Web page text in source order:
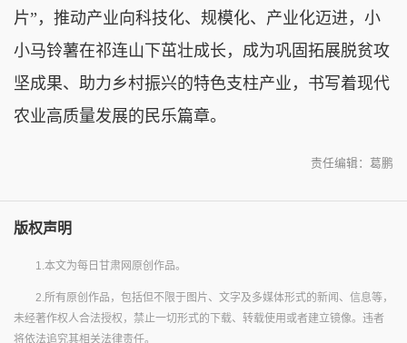
片”，推动产业向科技化、规模化、产业化迈进，小
小马铃薯在祁连山下茁壮成长，成为巩固拓展脱贫攻
坚成果、助力乡村振兴的特色支柱产业，书写着现代
农业高质量发展的民乐篇章。
责任编辑：葛鹏
版权声明
1.本文为每日甘肃网原创作品。
2.所有原创作品，包括但不限于图片、文字及多媒体形式的新闻、信息等，
未经著作权人合法授权，禁止一切形式的下载、转载使用或者建立镜像。违者
将依法追究其相关法律责任。